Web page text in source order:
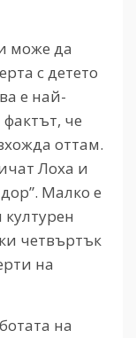
може да
с детето
е най-
че
оттам.
Лоха и
Малко е
четвъртък
на
на